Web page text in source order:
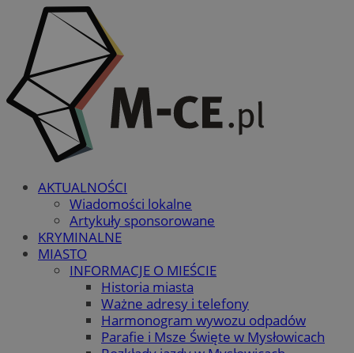
AKTUALNOŚCI
Wiadomości lokalne
Artykuły sponsorowane
KRYMINALNE
MIASTO
INFORMACJE O MIEŚCIE
Historia miasta
Ważne adresy i telefony
Harmonogram wywozu odpadów
Parafie i Msze Święte w Mysłowicach